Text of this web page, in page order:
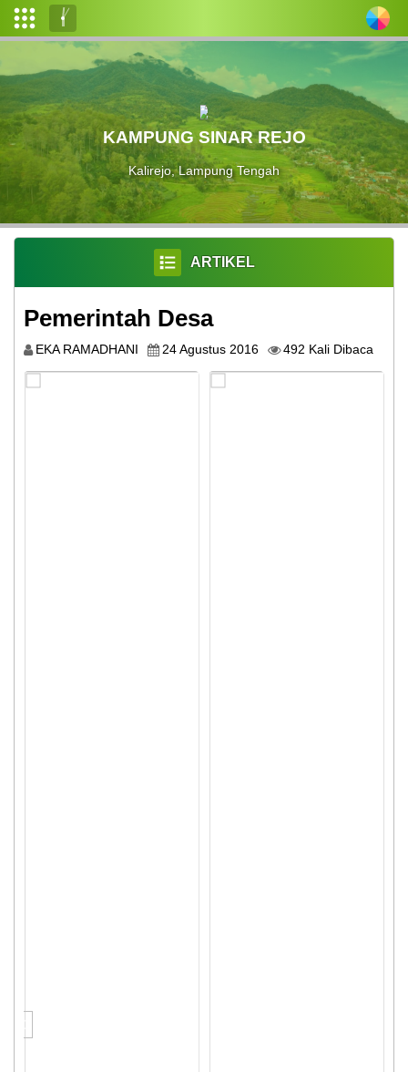
Admin
Layanan
Mandiri
Profil
Desa
Desa
KAMPUNG SINAR REJO
Kalirejo, Lampung Tengah
ARTIKEL
Pemerintah Desa
EKA RAMADHANI 24 Agustus 2016 492 Kali Dibaca